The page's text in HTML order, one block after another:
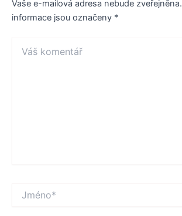
Vaše e-mailová adresa nebude zveřejněna.
informace jsou označeny *
komentář